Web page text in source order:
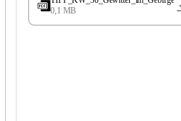
e
0,1 MB